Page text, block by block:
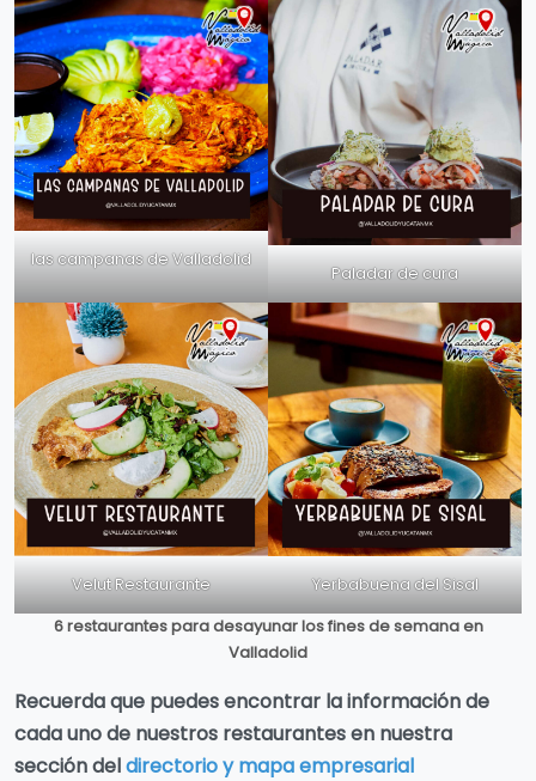
las campanas de Valladolid
Paladar de cura
Velut Restaurante
Yerbabuena del Sisal
6 restaurantes para desayunar los fines de semana en
Valladolid
Recuerda que puedes encontrar la información de
cada uno de nuestros restaurantes en nuestra
sección deldirectorio y mapa empresarial